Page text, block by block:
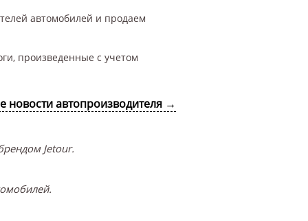
автомобилей и продаем
произведенные с учетом
новости автопроизводителя →
Jetour.